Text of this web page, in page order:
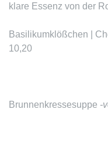
klare Essenz von der
Basilikumklößchen |
10,20
Brunnenkressesuppe -